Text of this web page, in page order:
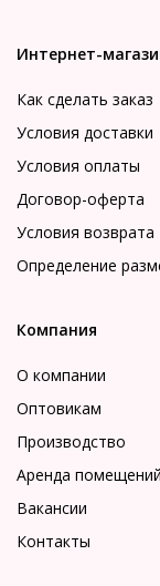
Интернет-
Как сделать заказ
Условия доставки
Условия оплаты
Договор-оферта
Условия возврата
Определение
Компания
О компании
Оптовикам
Производство
Аренда помещений
Вакансии
Контакты